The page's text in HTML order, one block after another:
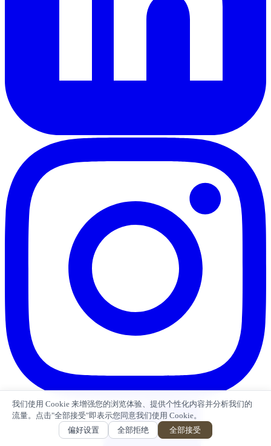
我们使用 Cookie 来增强您的浏览体验、提供个性化内容并分析我们的
流量。点击"全部接受"即表示您同意我们使用 Cookie。
偏好设置
全部拒绝 全部接受